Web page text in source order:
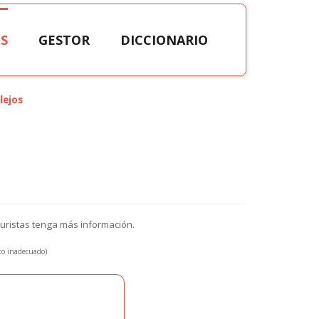
GESTOR DICCIONARIO
tenga más información.
inadecuado)